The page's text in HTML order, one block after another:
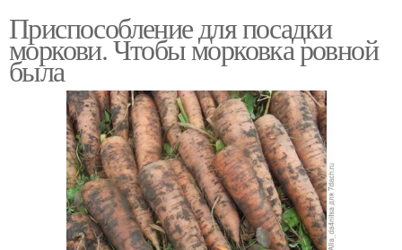
Приспособление для посадки
моркови. Чтобы морковка ровной
была